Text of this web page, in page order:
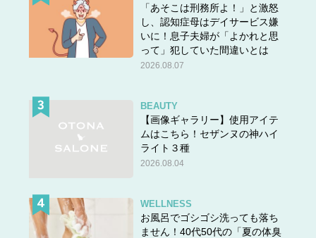
「あそこは刑務所よ！」と激怒
し、認知症母はデイサービス嫌
いに！息子夫婦が「よかれと思
って」犯していた間違いとは
2026.08.07
BEAUTY
【画像ギャラリー】使用アイテ
ムはこちら！セザンヌの神ハイ
ライト３種
2026.08.04
WELLNESS
お風呂でゴシゴシ洗っても落ち
ません！40代50代の「夏の体臭